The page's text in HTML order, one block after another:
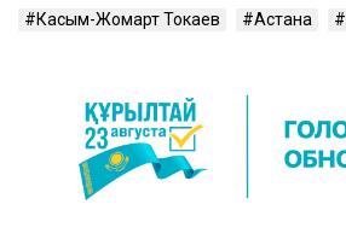
Касым-Жомарт Токаев Астана